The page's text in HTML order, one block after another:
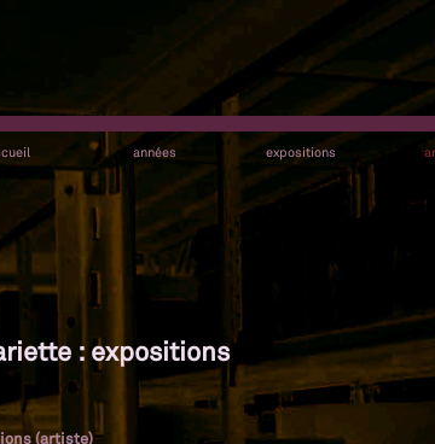
années expositions
: expositions
(artiste)